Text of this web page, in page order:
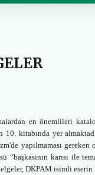
en önemlileri
10. kitabında yer
yapılmaması gereken
“başkasının karısı ile
DKPAM isimli eserin